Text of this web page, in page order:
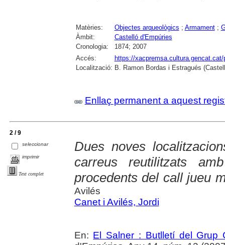
Matèries: Objectes arqueològics ; Armament;
Àmbit:
Castelló d'Empúries
Cronologia:
1874; 2007
Accés:
https://
Localització: B. Ramon Bordas i Estragués
Enllaç permanent a aquest
2 / 9
seleccionar
imprimir
Text complet
Dues noves
carreus reutilitzats
procedents del call jueu
Avilés
Canet i Avilés, Jordi
En: El Salner : Butlletí del Grup